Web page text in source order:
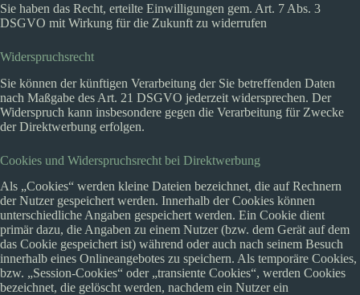
Sie haben das Recht, erteilte Einwilligungen gem. Art. 7 Abs. 3
DSGVO mit Wirkung für die Zukunft zu widerrufen
Widerspruchsrecht
Sie können der künftigen Verarbeitung der Sie betreffenden Daten
nach Maßgabe des Art. 21 DSGVO jederzeit widersprechen. Der
Widerspruch kann insbesondere gegen die Verarbeitung für Zwecke
der Direktwerbung erfolgen.
Cookies und Widerspruchsrecht bei Direktwerbung
Als „Cookies“ werden kleine Dateien bezeichnet, die auf Rechnern
der Nutzer gespeichert werden. Innerhalb der Cookies können
unterschiedliche Angaben gespeichert werden. Ein Cookie dient
primär dazu, die Angaben zu einem Nutzer (bzw. dem Gerät auf dem
das Cookie gespeichert ist) während oder auch nach seinem Besuch
innerhalb eines Onlineangebotes zu speichern. Als temporäre Cookies,
bzw. „Session-Cookies“ oder „transiente Cookies“, werden Cookies
bezeichnet, die gelöscht werden, nachdem ein Nutzer ein